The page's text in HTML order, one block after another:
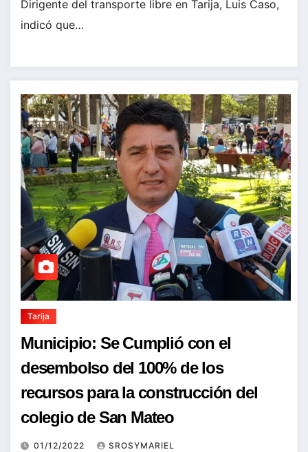
Dirigente del transporte libre en Tarija, Luis Caso,
indicó que…
Tarija
Municipio: Se Cumplió con el
desembolso del 100% de los
recursos para la construcción del
colegio de San Mateo
01/12/2022 SROSYMARIEL